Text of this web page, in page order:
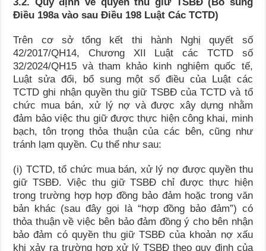
Điều 198a vào sau Điều 198 Luật Các TCTD)
Trên cơ sở tổng kết thi hành Nghị quyết số
42/2017/QH14, Chương XII Luật các TCTD số
32/2024/QH15 và tham khảo kinh nghiệm quốc tế,
Luật sửa đổi, bổ sung một số điều của Luật các
TCTD ghi nhận quyền thu giữ TSBĐ của TCTD và tổ
chức mua bán, xử lý nợ và được xây dựng nhằm
đảm bảo việc thu giữ được thực hiện công khai, minh
bạch, tôn trọng thỏa thuận của các bên, cũng như
tránh lạm quyền. Cụ thể như sau:
(i) TCTD, tổ chức mua bán, xử lý nợ được quyền thu
giữ TSBĐ. Việc thu giữ TSBĐ chỉ được thực hiện
trong trường hợp hợp đồng bảo đảm hoặc trong văn
bản khác (sau đây gọi là “hợp đồng bảo đảm”) có
thỏa thuận về việc bên bảo đảm đồng ý cho bên nhận
bảo đảm có quyền thu giữ TSBĐ của khoản nợ xấu
khi xảy ra trường hợp xử lý TSBĐ theo quy định của